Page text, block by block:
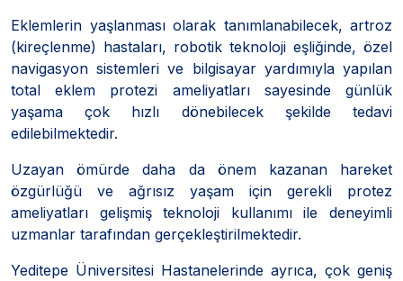
Eklemlerin yaşlanması olarak tanımlanabilecek, artroz
(kireçlenme) hastaları, robotik teknoloji eşliğinde, özel
navigasyon sistemleri ve bilgisayar yardımıyla yapılan
total eklem protezi ameliyatları sayesinde günlük
yaşama çok hızlı dönebilecek şekilde tedavi
edilebilmektedir.
Uzayan ömürde daha da önem kazanan hareket
özgürlüğü ve ağrısız yaşam için gerekli protez
ameliyatları gelişmiş teknoloji kullanımı ile deneyimli
uzmanlar tarafından gerçekleştirilmektedir.
Yeditepe Üniversitesi Hastanelerinde ayrıca, çok geniş